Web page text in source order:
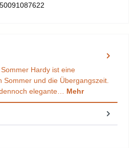
Hardy ist eine
Sommer und die Übergangszeit.
elegante… Mehr